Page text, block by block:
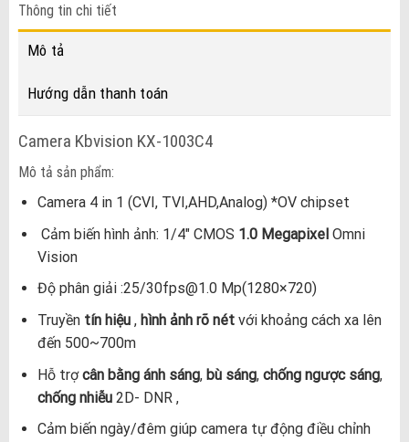
Thông tin chi tiết
Mô tả
Hướng dẫn thanh toán
Camera Kbvision KX-1003C4
Mô tả sản phẩm:
Camera 4 in 1 (CVI, TVI,AHD,Analog) *OV chipset
Cảm biến hình ảnh: 1/4″ CMOS 1.0 MegapixelOmni
Vision
Độ phân giải :25/30fps@1.0 Mp(1280×720)
Truyền tín hiệu, hình ảnh rõ nétvới khoảng cách xa lên
đến 500~700m
Hỗ trợcân bằng ánh sáng, bù sáng, chống ngược sáng,
chống nhiễu2D- DNR ,
Cảm biến ngày/đêm giúp camera tự động điều chỉnh